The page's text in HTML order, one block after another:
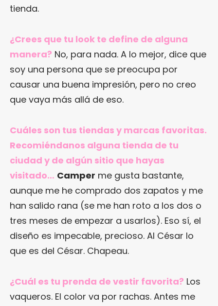
tienda.
¿Crees que tu look te define de alguna
manera? No, para nada. A lo mejor, dice que
soy una persona que se preocupa por
causar una buena impresión, pero no creo
que vaya más allá de eso.
Cuáles son tus tiendas y marcas favoritas.
Recomiéndanos alguna tienda de tu
ciudad y de algún sitio que hayas
visitado… Camper me gusta bastante,
aunque me he comprado dos zapatos y me
han salido rana (se me han roto a los dos o
tres meses de empezar a usarlos). Eso sí, el
diseño es impecable, precioso. Al César lo
que es del César. Chapeau.
¿Cuál es tu prenda de vestir favorita? Los
vaqueros. El color va por rachas. Antes me